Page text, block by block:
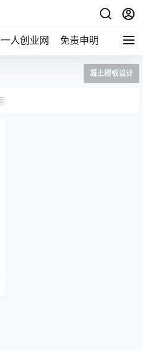
一人创业网 免责申明
凝土楼板设计